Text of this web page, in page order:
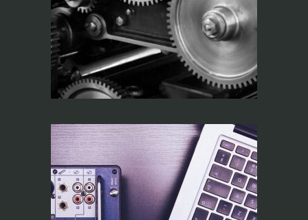
O Circulo e a Janela
(Interpretando a
Fase)